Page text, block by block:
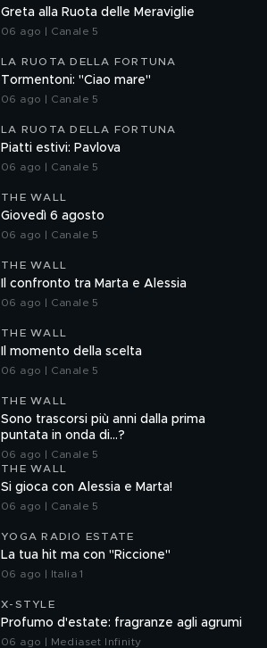
Greta alla Ruota delle Meraviglie
06 ago | Canale 5
LA RUOTA DELLA FORTUNA
Tormentoni: "Ciao mare"
06 ago | Canale 5
LA RUOTA DELLA FORTUNA
Piatti estivi: Pavlova
06 ago | Canale 5
THE WALL
Giovedì 6 agosto
06 ago | Canale 5
THE WALL
Il confronto tra Marta e Alessia
06 ago | Canale 5
THE WALL
Il momento della scelta
06 ago | Canale 5
THE WALL
Sono trascorsi più anni dalla prima
puntata in onda di...?
06 ago | Canale 5
THE WALL
Si gioca con Alessia e Marta!
06 ago | Canale 5
YOGA RADIO ESTATE
La tua hit ma con "Riccione"
06 ago | Italia 1
X-STYLE
Profumo d'estate: fragranze agli agrumi
06 ago | Mediaset Infinity